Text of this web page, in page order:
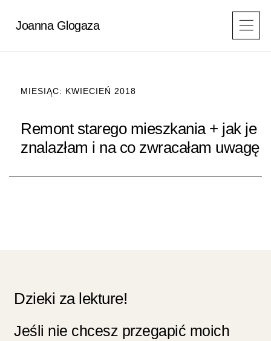
Joanna Glogaza
MIESIĄC: KWIECIEŃ 2018
Remont starego mieszkania + jak je
znalazłam i na co zwracałam uwagę
Dzieki za lekture!
Jeśli nie chcesz przegapić moich